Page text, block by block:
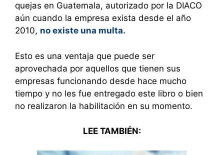
quejas en Guatemala, autorizado por la DIACO
aún cuando la empresa exista desde el año
2010, no existe una multa.
Esto es una ventaja que puede ser
aprovechada por aquellos que tienen sus
empresas funcionando desde hace mucho
tiempo y no les fue entregado este libro o bien
no realizaron la habilitación en su momento.
LEE TAMBIÉN: